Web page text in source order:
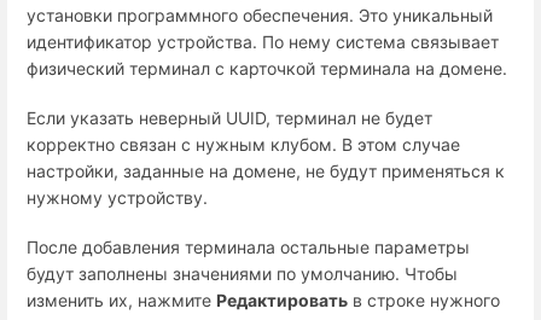
установки программного обеспечения. Это уникальный
идентификатор устройства. По нему система связывает
физический терминал с карточкой терминала на домене.
Если указать неверный UUID, терминал не будет
корректно связан с нужным клубом. В этом случае
настройки, заданные на домене, не будут применяться к
нужному устройству.
После добавления терминала остальные параметры
будут заполнены значениями по умолчанию. Чтобы
изменить их, нажмите Редактировать в строке нужного